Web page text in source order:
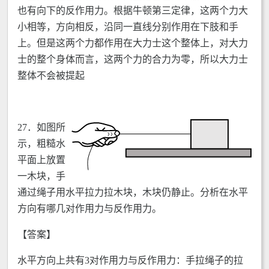
也有向下的反作用力。根据牛顿第三定律，这两个力大
小相等，方向相反，沿同一直线分别作用在下肢和手
上。但是这两个力都作用在大力士这个整体上，对大力
士的整个身体而言，这两个力的合力为零，所以大力士
整体不会被提起
27． 如图所
示，粗糙水
平面上放置
一木块，手
通过绳子用水平拉力拉木块，木块仍静止。分析在水平
方向有哪几对作用力与反作用力。
【答案】
水平方向上共有3对作用力与反作用力：手拉绳子的拉